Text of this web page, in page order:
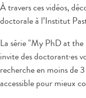
À travers ces vidéos,
doctorale à l’Institut
La série "My PhD at
invite des doctorant·es
recherche en moins de
accessible pour mieux